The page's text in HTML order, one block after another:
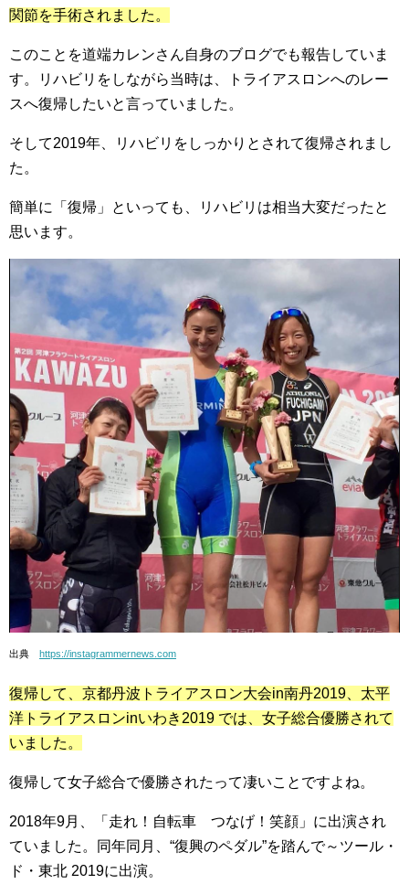
関節を手術されました。
このことを道端カレンさん自身のブログでも報告していま
す。リハビリをしながら当時は、トライアスロンへのレー
スへ復帰したいと言っていました。
そして2019年、リハビリをしっかりとされて復帰されまし
た。
簡単に「復帰」といっても、リハビリは相当大変だったと
思います。
出典 https://instagrammernews.com
復帰して、京都丹波トライアスロン大会in南丹2019、太平
洋トライアスロンinいわき2019 では、女子総合優勝されて
いました。
復帰して女子総合で優勝されたって凄いことですよね。
2018年9月、「走れ！自転車 つなげ！笑顔」に出演され
ていました。同年同月、“復興のペダル”を踏んで～ツール・
ド・東北 2019に出演。